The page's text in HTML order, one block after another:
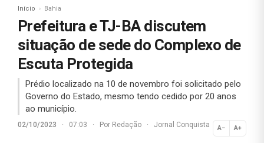
Início Bahia
Prefeitura e TJ-BA discutem
situação de sede do Complexo de
Escuta Protegida
Prédio localizado na 10 de novembro foi solicitado pelo
Governo do Estado, mesmo tendo cedido por 20 anos
ao município.
02/10/2023 · 07:03 · Por Redação · Jornal Conquista A− A+
Normal